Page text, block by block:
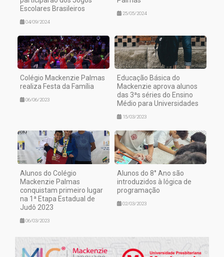
Escolares Brasileiros
04/09/2024
25/05/2024
Colégio Mackenzie Palmas
realiza Festa da Família
06/06/2023
Educação Básica do
Mackenzie aprova alunos
das 3ªs séries do Ensino
Médio para Universidades
15/03/2023
Alunos do Colégio
Mackenzie Palmas
conquistam primeiro lugar
na 1ª Etapa Estadual de
Judô 2023
06/03/2023
Alunos do 8° Ano são
introduzidos à lógica de
programação
02/03/2023